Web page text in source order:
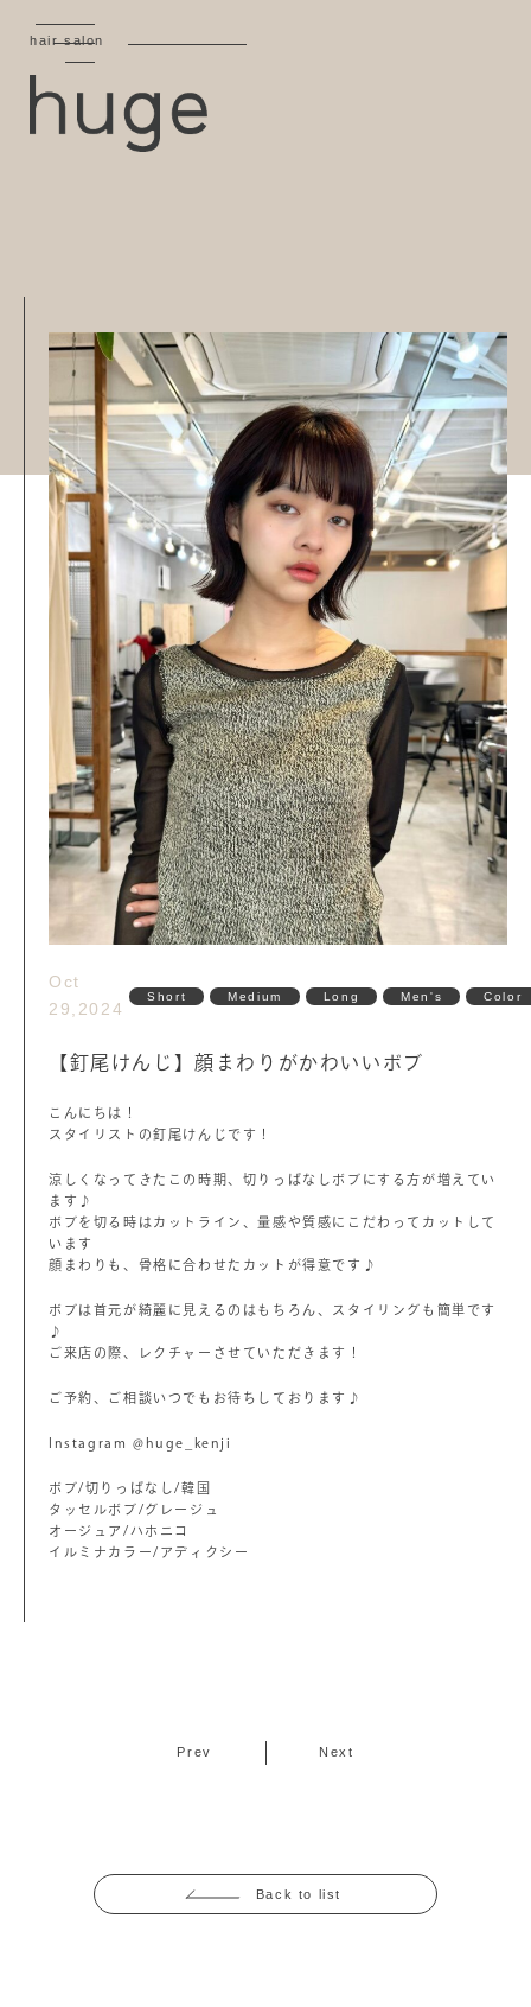
hair salon
Oct
29,2024
Short Medium Long Men's Color
【釘尾けんじ】顔まわりがかわいいボブ
こんにちは！
スタイリストの釘尾けんじです！
涼しくなってきたこの時期、切りっぱなしボブにする方が増えてい
ます♪
ボブを切る時はカットライン、量感や質感にこだわってカットして
います
顔まわりも、骨格に合わせたカットが得意です♪
ボブは首元が綺麗に見えるのはもちろん、スタイリングも簡単です
♪
ご来店の際、レクチャーさせていただきます！
ご予約、ご相談いつでもお待ちしております♪
Instagram @huge_kenji
ボブ/切りっぱなし/韓国
タッセルボブ/グレージュ
オージュア/ハホニコ
イルミナカラー/アディクシー
Prev Next
Back to list